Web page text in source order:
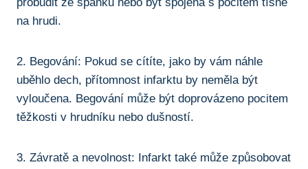
probudit ze spánku⁤ nebo být spojena s⁢ pocitem tísně
‍na hrudi.
2. Begování: Pokud ‌se‌ cítíte, jako by vám náhle⁢
uběhlo dech, přítomnost infarktu by neměla být
vyloučena. Begování může být⁤ doprovázeno pocitem
‌těžkosti v hrudníku‌ nebo dušností.
3. Závratě a nevolnost: Infarkt také ⁢může způsobovat